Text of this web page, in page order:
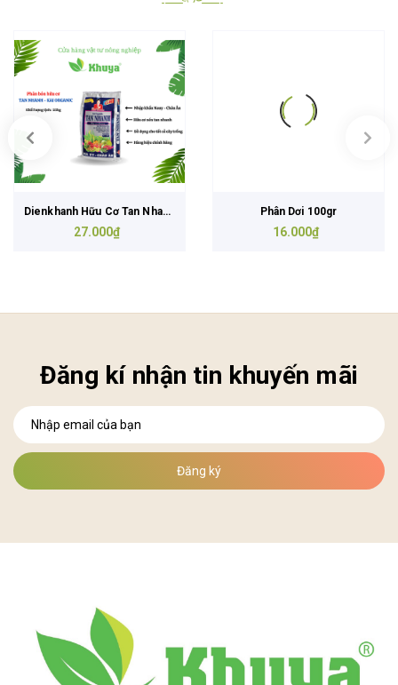
Dienkhanh Hữu Cơ Tan Nhanh
1kg
27.000₫
Phân Dơi 100gr
16.000₫
Đăng kí nhận tin khuyến mãi
Đăng ký